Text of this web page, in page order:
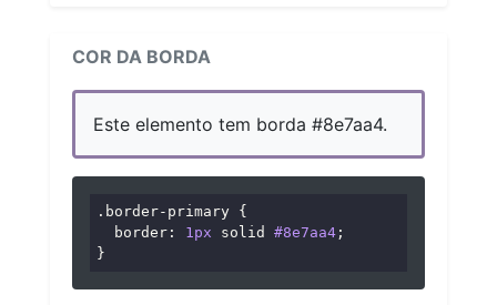
COR DA BORDA
Este elemento tem borda #8e7aa4.
.border-primary {
border : 1px solid #8e7aa4 ;
}